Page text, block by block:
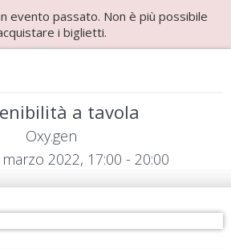
evento passato. Non è più possibile
i biglietti.
a tavola
Oxy.gen
2022, 17:00 - 20:00